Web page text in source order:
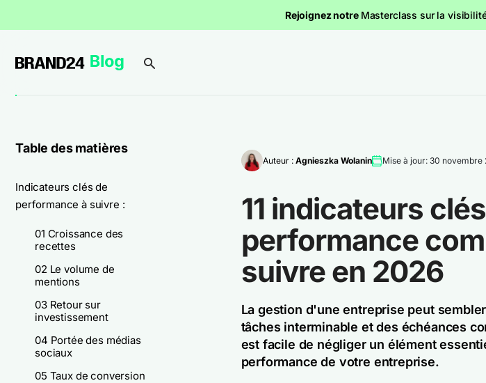
Rejoignez notre Masterclass sur la
Table des matières
Indicateurs clés de
performance à suivre :
01 Croissance des
recettes
02 Le volume de
mentions
03 Retour sur
investissement
04 Portée des médias
sociaux
05 Taux de conversion
Auteur : Agnieszka Wolanin Mise à jour: 30 novembre
11 indicateurs
performance
suivre en 2026
La gestion d'une entreprise peut
tâches interminable et des échéances
est facile de négliger un élément
performance de votre entreprise.